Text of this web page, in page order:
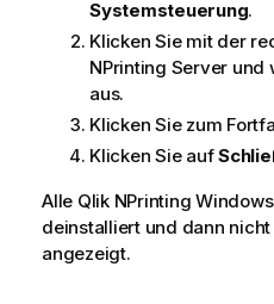
Systemsteuerung.
Klicken Sie mit der
NPrinting Server und
aus.
Klicken Sie zum
Klicken Sie auf
Alle Qlik NPrinting Windows
deinstalliert und dann
angezeigt.